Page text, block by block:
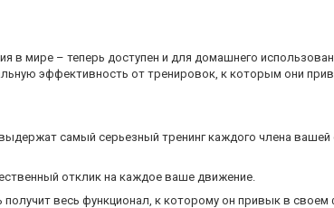
в мире – теперь доступен и для домашнего
эффективность от тренировок, к которым они
самый серьезный тренинг каждого члена вашей
отклик на каждое ваше движение.
весь функционал, к которому он привык в своем